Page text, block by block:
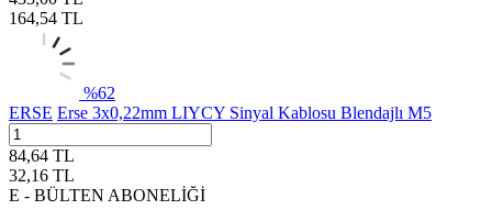
164,54 TL
%62
ERSE Erse 3x0,22mm LIYCY Sinyal Kablosu Blendajlı M5
84,64 TL
32,16 TL
E - BÜLTEN ABONELİĞİ